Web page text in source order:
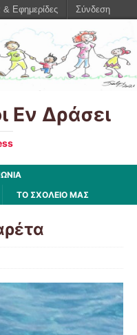
Εν Δράσει
ΤΟ ΣΧΟΛΕΙΟ ΜΑΣ
& Εφημερίδες Σύνδεση